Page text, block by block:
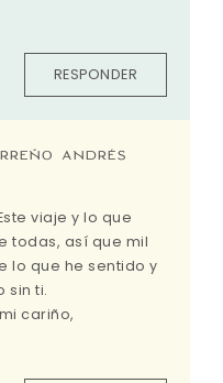
RESPONDER
ANDRÉS
viaje y lo que
todas, así que mil
lo que he sentido y
sin ti.
cariño,